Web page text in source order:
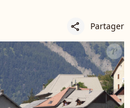
share Partager